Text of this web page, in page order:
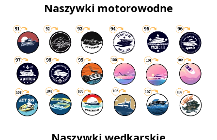
Naszywki motorowodne
Naszywki wędkarskie